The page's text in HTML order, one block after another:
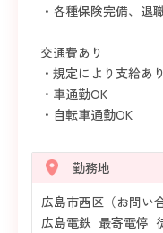
・各種保険完備、退
交通費あり
・規定により支給あり
・車通勤OK
・自転車通勤OK
勤務地
広島市西区（お問い
広島電鉄 最寄電停